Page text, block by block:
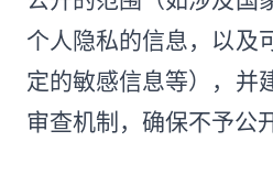
个人隐私的信息，以及
定的敏感信息等），并
审查机制，确保不予公